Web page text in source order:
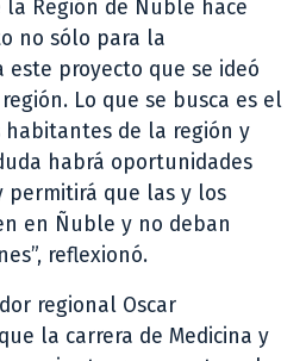
la Región de Ñuble hace
no sólo para la
este proyecto que se ideó
Lo que se busca es el
habitantes de la región y
habrá oportunidades
permitirá que las y los
en Ñuble y no deban
reflexionó.
regional Oscar
la carrera de Medicina y